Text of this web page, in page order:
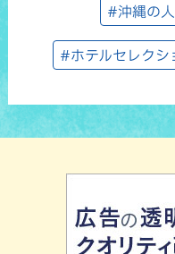
#沖縄の
#ホテルセレク